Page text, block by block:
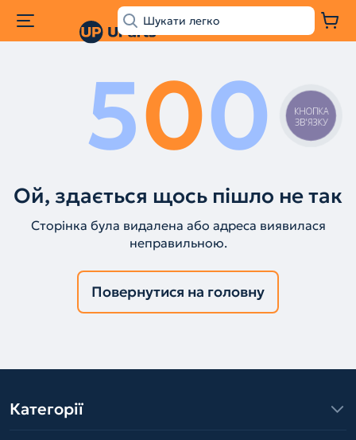
500
Ой, здається щось пішло не так
Сторінка була видалена або адреса виявилася
неправильною.
Повернутися на головну
Категорії
КНОПКА
ЗВ'ЯЗКУ